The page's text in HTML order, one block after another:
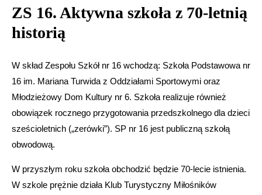
ZS 16. Aktywna szkoła z 70-letnią
historią
W skład Zespołu Szkół nr 16 wchodzą: Szkoła Podstawowa nr
16 im. Mariana Turwida z Oddziałami Sportowymi oraz
Młodzieżowy Dom Kultury nr 6. Szkoła realizuje również
obowiązek rocznego przygotowania przedszkolnego dla dzieci
sześcioletnich („zerówki”). SP nr 16 jest publiczną szkołą
obwodową.
W przyszłym roku szkoła obchodzić będzie 70-lecie istnienia.
W szkole prężnie działa Klub Turystyczny Miłośników